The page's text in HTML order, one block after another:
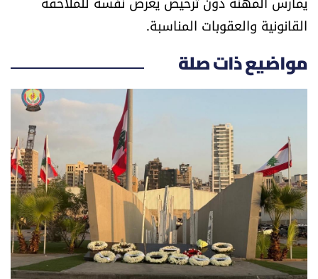
الرياضة
منوّعات
حظّك اليوم
للتاريخ
فيديو
من نحن
القانونية والعقوبات المناسبة.
مواضيع ذات صلة